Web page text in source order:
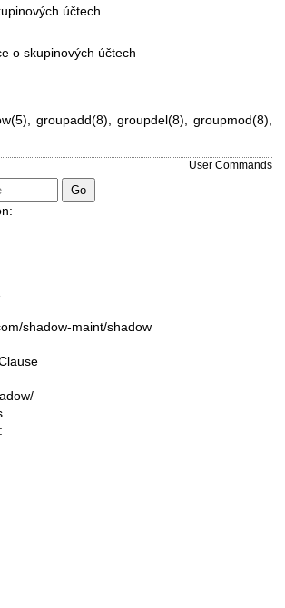
účtech
o skupinových účtech
, groupadd(8), groupdel(8), groupmod(8),
User Commands
shadow-maint/shadow